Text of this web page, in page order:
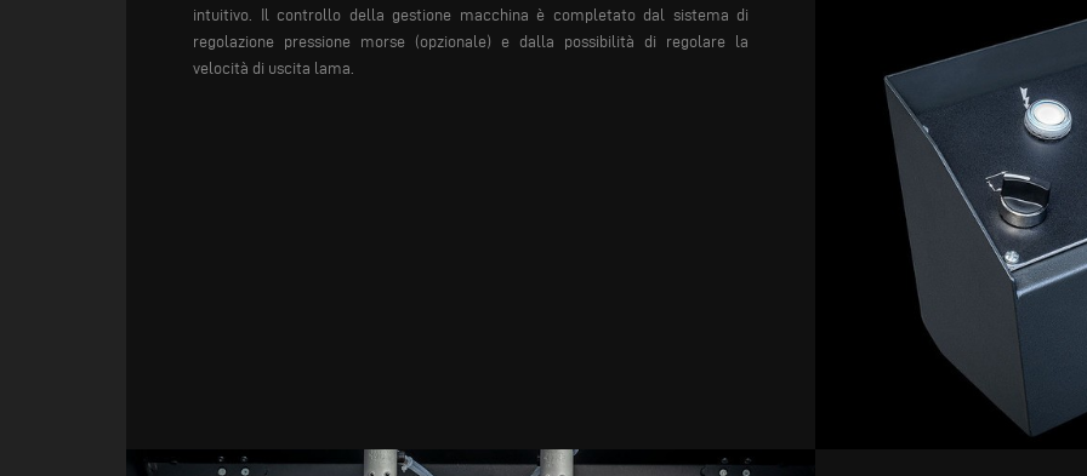
intuitivo.
Il controllo della gestione macchina è completato dal sistema di
regolazione pressione morse (opzionale) e dalla possibilità di regolare la
velocità di uscita lama.